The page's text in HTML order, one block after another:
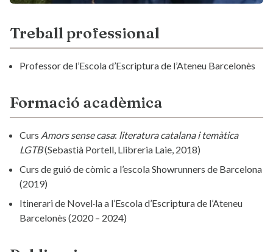
Treball professional
Professor de l’Escola d’Escriptura de l’Ateneu Barcelonès
Formació acadèmica
Curs Amors sense casa: literatura catalana i temàtica
LGTB(Sebastià Portell, Llibreria Laie, 2018)
Curs de guió de còmic a l’escola Showrunners de Barcelona
(2019)
Itinerari de Novel·la a l’Escola d’Escriptura de l’Ateneu
Barcelonès (2020 – 2024)